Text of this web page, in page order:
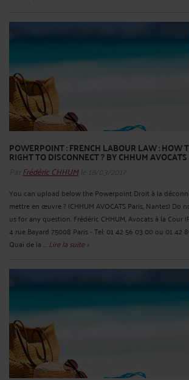
POWERPOINT : FRENCH LABOUR LAW : HOW
RIGHT TO DISCONNECT ? BY CHHUM
Par Frédéric CHHUMle 18/03/2017
You can upload below the Powerpoint Droit à la
mettre en œuvre ? (CHHUM AVOCATS Paris, Nantes) Do
us for any question. Frédéric CHHUM, Avocats à la Cour
4 rue Bayard 75008 Paris - Tel: 01 42 56 03 00 ou 01 42
Quai de la ... Lire la suite >